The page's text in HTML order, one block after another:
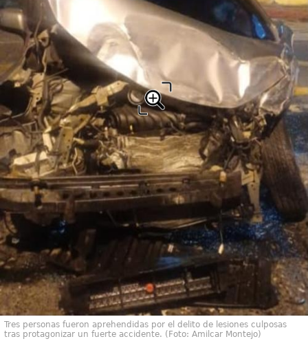
Tres personas fueron aprehendidas por el delito de lesiones culposas
tras protagonizar un fuerte accidente. (Foto: Amilcar Montejo)